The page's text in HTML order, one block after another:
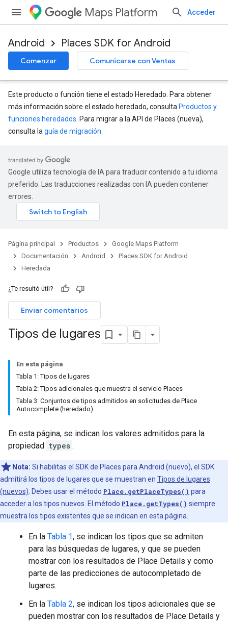
Maps Platform Acceder
Android Places SDK for Android
Comenzar Comunicarse con Ventas
Este producto o función tiene el estado Heredado. Para obtener
más información sobre el estado heredado, consulta Productos y
funciones heredados . Para migrar a la API de Places (nueva),
consulta la guía de migración
Google utiliza tecnología de IA para traducir contenido a tu idioma
preferido. Las traducciones realizadas con IA pueden contener
errores.
Página principal Productos
Google Maps Platform
Documentación
Android
Places SDK for Android
Heredada
¿Te resultó útil?
Enviar comentarios
Tipos de lugares
En esta página
Tabla 1: Tipos de lugares
Tabla 2: Tipos adicionales que muestra el servicio Places
Tabla 3: Conjuntos de tipos admitidos en solicitudes de Place
Autocomplete (heredado)
En esta página, se indican los valores admitidos para la
propiedad types .
Nota: Si habilitas el SDK de Places para Android (nuevo), el SDK
admitirá los tipos de lugares que se muestran en Tipos de lugares
(nuevos) . Debes usar el método Place.getPlaceTypes() para
acceder a los tipos nuevos. El método Place.getTypes() siempre
muestra los tipos existentes que se indican en esta página.
En la Tabla 1, se indican los tipos que se admiten
para las búsquedas de lugares, y que se pueden
mostrar con los resultados de Place Details y como
parte de las predicciones de autocompletado de
lugares.
En la Tabla 2, se indican los tipos adicionales que se
pueden mostrar con los resultados de Place Details y